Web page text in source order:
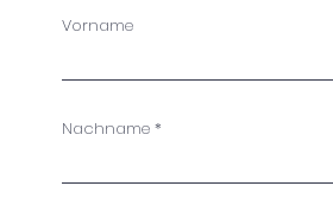
Vorname
Nachname